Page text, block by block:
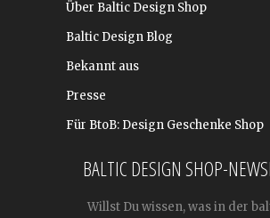
Über Baltic Design Shop
Baltic Design Blog
Bekannt aus
Presse
Für BtoB: Design Geschenke Shop
BALTIC DESIGN SHOP-
Willst Du wissen, was in der